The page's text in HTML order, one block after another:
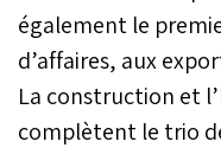
également le
d’affaires, aux
La construction et
complètent le trio